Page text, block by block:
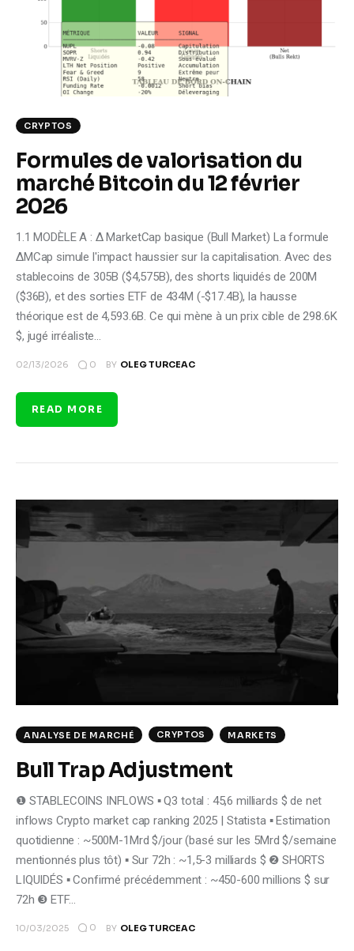
Markets
Tech
Reports
Shop
CRYPTOS
Formules de valorisation du
marché Bitcoin du 12 février
2026
1.1 MODÈLE A : Δ MarketCap basique (Bull Market) La formule
ΔMCap simule l'impact haussier sur la capitalisation. Avec des
stablecoins de 305B ($4,575B), des shorts liquidés de 200M
($36B), et des sorties ETF de 434M (-$17.4B), la hausse
théorique est de 4,593.6B. Ce qui mène à un prix cible de 298.6K
$, jugé irréaliste…
02/13/2026 0 BY OLEG TURCEAC
READ MORE
ANALYSE DE MARCHÉ CRYPTOS MARKETS
Bull Trap Adjustment
❶ STABLECOINS INFLOWS ▪ Q3 total : 45,6 milliards $ de net
inflows Crypto market cap ranking 2025 | Statista ▪ Estimation
quotidienne : ~500M-1Mrd $/jour (basé sur les 5Mrd $/semaine
mentionnés plus tôt) ▪ Sur 72h : ~1,5-3 milliards $ ❷ SHORTS
LIQUIDÉS ▪ Confirmé précédemment : ~450-600 millions $ sur
72h ❸ ETF…
10/03/2025 0 BY OLEG TURCEAC